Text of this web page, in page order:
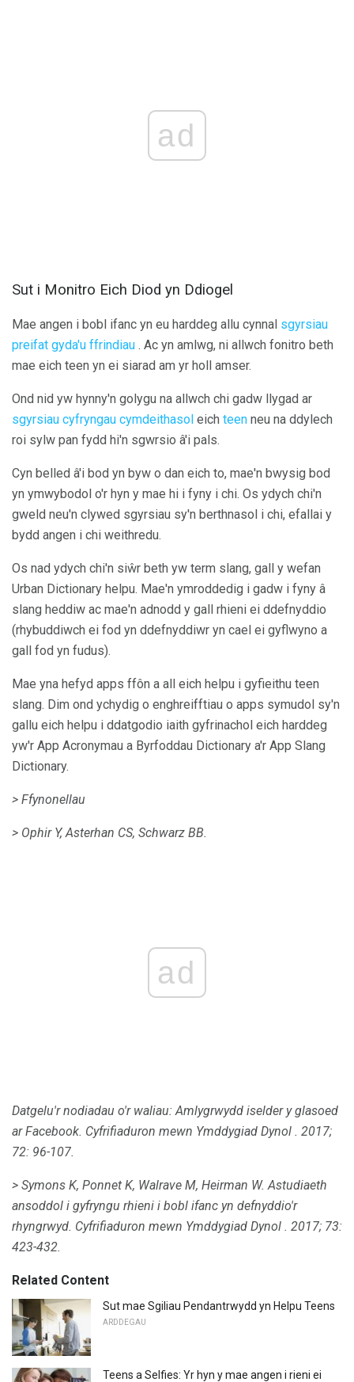
ad
Sut i Monitro Eich Diod yn Ddiogel
Mae angen i bobl ifanc yn eu harddeg allu cynnal sgyrsiau
preifat gyda'u ffrindiau . Ac yn amlwg, ni allwch fonitro beth
mae eich teen yn ei siarad am yr holl amser.
Ond nid yw hynny'n golygu na allwch chi gadw llygad ar
sgyrsiau cyfryngau cymdeithasol eich teen neu na ddylech
roi sylw pan fydd hi'n sgwrsio â'i pals.
Cyn belled â'i bod yn byw o dan eich to, mae'n bwysig bod
yn ymwybodol o'r hyn y mae hi i fyny i chi. Os ydych chi'n
gweld neu'n clywed sgyrsiau sy'n berthnasol i chi, efallai y
bydd angen i chi weithredu.
Os nad ydych chi'n siŵr beth yw term slang, gall y wefan
Urban Dictionary helpu. Mae'n ymroddedig i gadw i fyny â
slang heddiw ac mae'n adnodd y gall rhieni ei ddefnyddio
(rhybuddiwch ei fod yn ddefnyddiwr yn cael ei gyflwyno a
gall fod yn fudus).
Mae yna hefyd apps ffôn a all eich helpu i gyfieithu teen
slang. Dim ond ychydig o enghreifftiau o apps symudol sy'n
gallu eich helpu i ddatgodio iaith gyfrinachol eich harddeg
yw'r App Acronymau a Byrfoddau Dictionary a'r App Slang
Dictionary.
> Ffynonellau
> Ophir Y, Asterhan CS, Schwarz BB.
ad
Datgelu'r nodiadau o'r waliau: Amlygrwydd iselder y glasoed
ar Facebook. Cyfrifiaduron mewn Ymddygiad Dynol . 2017;
72: 96-107.
> Symons K, Ponnet K, Walrave M, Heirman W. Astudiaeth
ansoddol i gyfryngu rhieni i bobl ifanc yn defnyddio'r
rhyngrwyd. Cyfrifiaduron mewn Ymddygiad Dynol . 2017; 73:
423-432.
Related Content
Sut mae Sgiliau Pendantrwydd yn Helpu Teens
ARDDEGAU
Teens a Selfies: Yr hyn y mae angen i rieni ei